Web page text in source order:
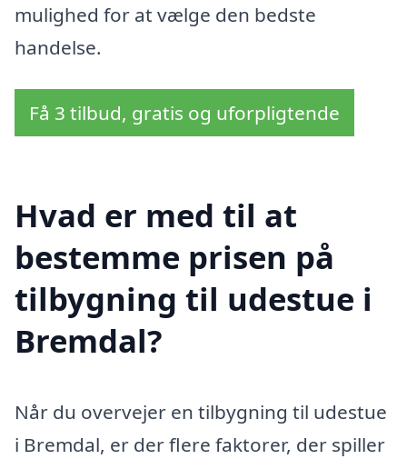
mulighed for at vælge den bedste
handelse.
Få 3 tilbud, gratis og uforpligtende
Hvad er med til at
bestemme prisen på
tilbygning til udestue i
Bremdal?
Når du overvejer en tilbygning til udestue
i Bremdal, er der flere faktorer, der spiller